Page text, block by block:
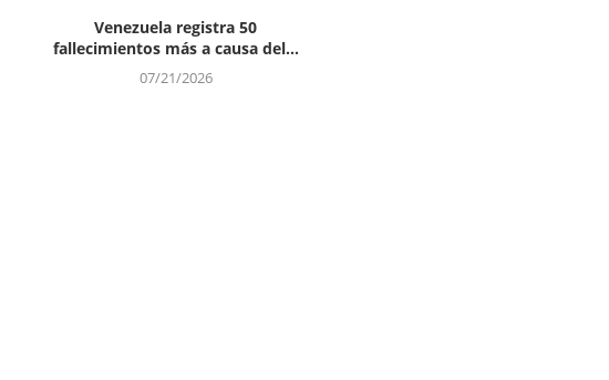
Venezuela registra 50
fallecimientos más a causa del...
07/21/2026